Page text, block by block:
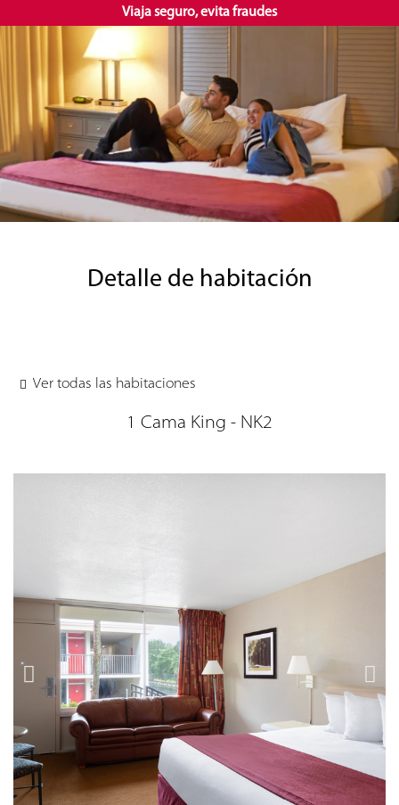
Viaja seguro, evita fraudes
Detalle de habitación
Ver todas las habitaciones
1 Cama King - NK2